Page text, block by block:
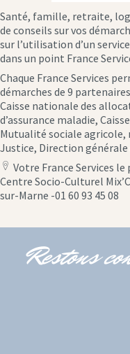
Santé, famille, retraite,
de conseils sur vos
sur l’utilisation d’un
dans un point France
Chaque France Services
démarches de 9
Caisse nationale des
d’assurance maladie,
Mutualité sociale agricole,
Justice, Direction générale
location
icon
Votre France Services le
Centre Socio-Culturel
sur-Marne -01 60 93 45 08
Restons